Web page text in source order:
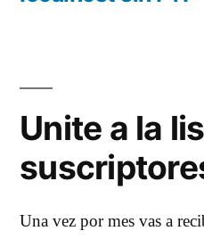
Unite a la
Una vez por mes vas a